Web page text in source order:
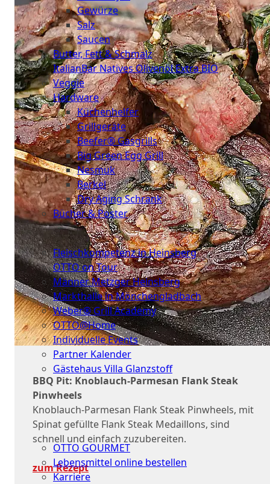
Gewürze
Salz
Saucen
Butter, Fett & Schmalz
ItalianBar Natives Olivenöl Extra BIO
Veggie
Hardware
Küchenhelfer
Grillgeräte
Beefer® Gasgrills
Big Green Egg Grill
Nesmuk
Berkel
Dry Aging Schrank
Bücher & Poster
Events
Fleischkompetenz in Heinsberg
OTTO on Tour
Männer Metzger Heinsberg
Markthalle in Mönchengladbach
Weber® Grill Academy
OTTO@Home
Individuelle Events
Partner Kalender
Gästehaus Villa Glanzstoff
Gutscheine
Über
uns
OTTO GOURMET
Lebensmittel online bestellen
Karriere
BBQ Pit: Knoblauch-Parmesan Flank Steak
Pinwheels
Knoblauch-Parmesan Flank Steak Pinwheels, mit
Spinat gefüllte Flank Steak Medaillons, sind
schnell und einfach zuzubereiten.
zum Rezept